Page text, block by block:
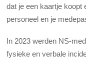
dat je een kaartje koopt
personeel en je
In 2023 werden NS-
fysieke en verbale